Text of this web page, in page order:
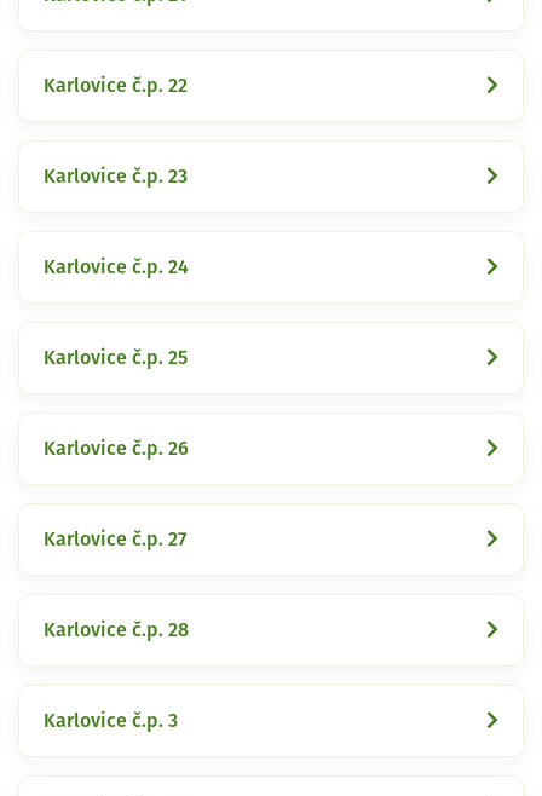
Karlovice č.p. 22
Karlovice č.p. 23
Karlovice č.p. 24
Karlovice č.p. 25
Karlovice č.p. 26
Karlovice č.p. 27
Karlovice č.p. 28
Karlovice č.p. 3